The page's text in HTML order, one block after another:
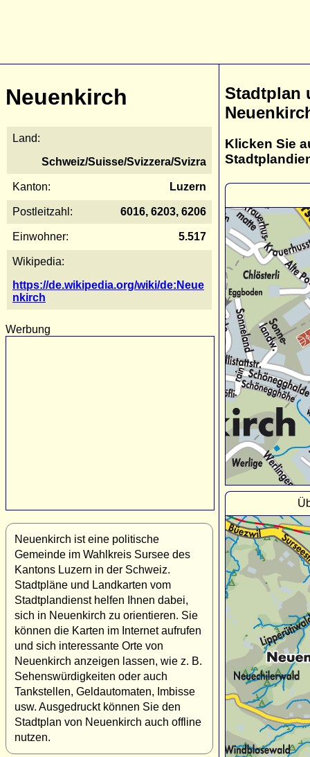
Neuenkirch
Land:
Schweiz/Suisse/Svizzera/Svizra
Kanton: Luzern
Postleitzahl: 6016, 6203, 6206
Einwohner: 5.517
Wikipedia:
https://de.wikipedia.org/wiki/de:Neue
nkirch
Werbung
Neuenkirch ist eine politische
Gemeinde im Wahlkreis Sursee des
Kantons Luzern in der Schweiz.
Stadtpläne und Landkarten vom
Stadtplandienst helfen Ihnen dabei,
sich in Neuenkirch zu orientieren. Sie
können die Karten im Internet aufrufen
und sich interessante Orte von
Neuenkirch anzeigen lassen, wie z. B.
Sehenswürdigkeiten oder auch
Tankstellen, Geldautomaten, Imbisse
usw. Ausgedruckt können Sie den
Stadtplan von Neuenkirch auch offline
nutzen.
Stadtplan
Klicken Sie